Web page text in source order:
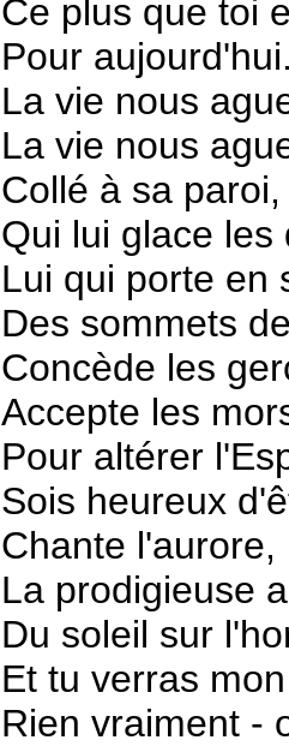
Ce plus que toi
Pour
La vie nous
La vie nous
Collé à sa
Qui lui glace les
Lui qui porte
Des sommets
Concède les
Accepte les
Pour altérer
Sois heureux
Chante
La prodigieuse
Du soleil sur
Et tu verras
Rien vraiment -